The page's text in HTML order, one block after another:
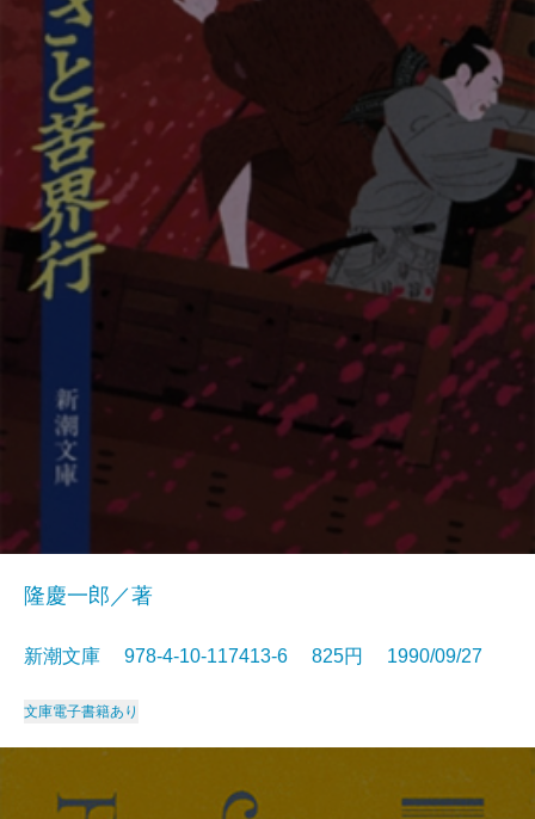
隆慶一郎／著
新潮文庫 978-4-10-117413-6 825円 1990/09/27
文庫電子書籍あり